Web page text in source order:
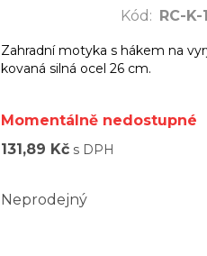
Kód : RC-K-
Zahradní motyka s hákem na
kovaná silná ocel 26 cm.
Momentálně nedostupné
131,89 Kč s DPH
Neprodejný